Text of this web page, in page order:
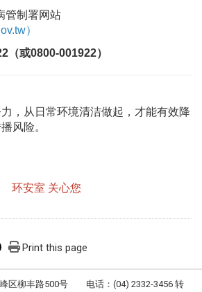
制署网站
）
（或0800-001922）
，从日常环境清洁做起，才能有效降
风险。
环安室 关心您
Print this page
峰区柳丰路500号 电话：(04) 2332-3456 转